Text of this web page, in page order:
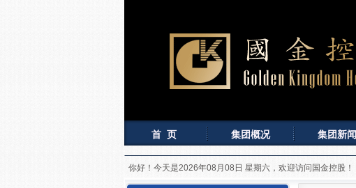
首 页 集团概况 集团新闻
你好！今天是2026年08月08日 星期六，欢迎访问国金控股！